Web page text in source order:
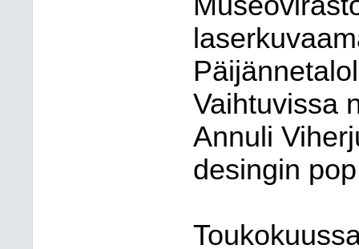
Vaihtuvissa
Annuli
desingin